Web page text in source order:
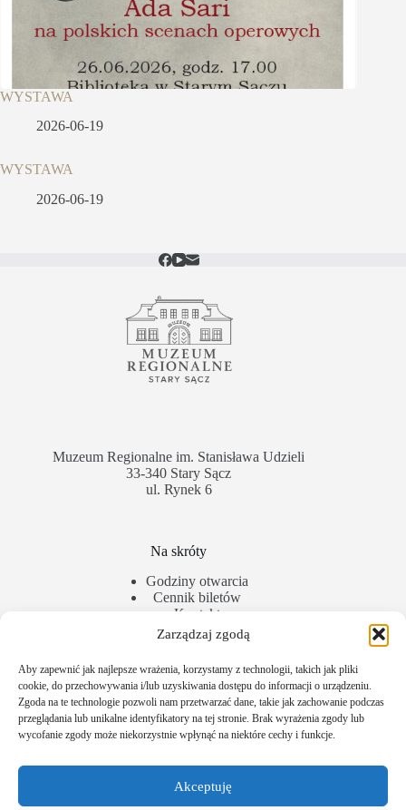
Zarządzaj zgodą
Aby zapewnić jak najlepsze wrażenia, korzystamy z technologii, takich jak pliki
cookie, do przechowywania i/lub uzyskiwania dostępu do informacji o urządzeniu.
Zgoda na te technologie pozwoli nam przetwarzać dane, takie jak zachowanie podczas
przeglądania lub unikalne identyfikatory na tej stronie. Brak wyrażenia zgody lub
wycofanie zgody może niekorzystnie wpłynąć na niektóre cechy i funkcje.
Akceptuję
WYSTAWA
2026-06-19
WYSTAWA
2026-06-19
Muzeum Regionalne im. Stanisława Udzieli
33-340 Stary Sącz
ul. Rynek 6
Na skróty
Godziny otwarcia
Cennik biletów
Kontakt
Dodatkowe informacje
Archiwalna strona
Polityka plików cookies (EU)
Polityka prywatności